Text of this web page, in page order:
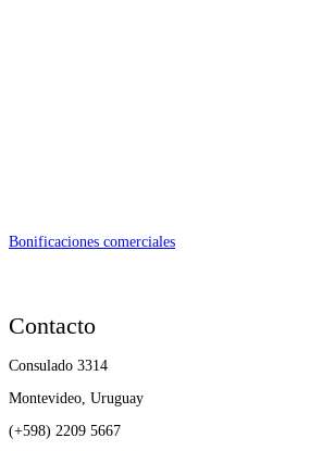
Bonificaciones comerciales
Contacto
Consulado 3314
Montevideo, Uruguay
(+598) 2209 5667